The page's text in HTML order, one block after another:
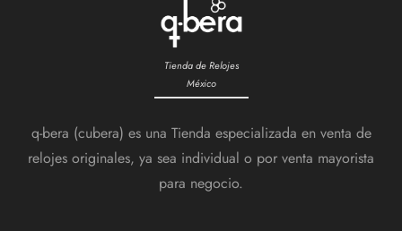
Tienda de Relojes
México
q-bera (cubera) es una Tienda especializada en venta de
relojes originales, ya sea individual o por venta mayorista
para negocio.